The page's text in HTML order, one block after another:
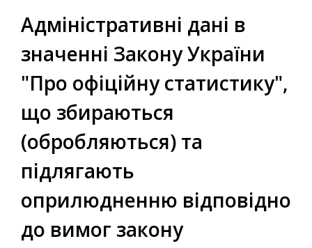
Адміністративні дані в
значенні Закону України
"Про офіційну статистику",
що збираються
(обробляються) та
підлягають
оприлюдненню відповідно
до вимог закону